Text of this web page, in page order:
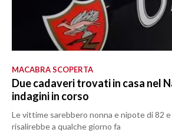
MACABRA SCOPERTA
Due cadaveri trovati in casa nel
indagini in corso
Le vittime sarebbero nonna e nipote di 82
risalirebbe a qualche giorno fa